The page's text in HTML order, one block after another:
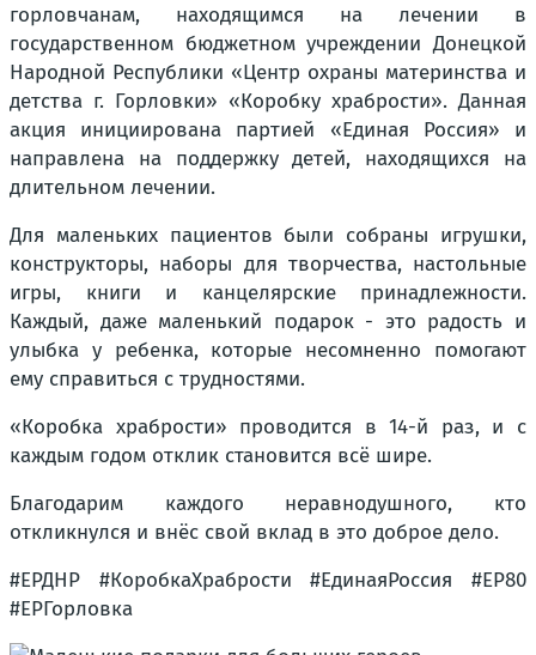
горловчанам, находящимся на лечении в
государственном бюджетном учреждении Донецкой
Народной Республики «Центр охраны материнства и
детства г. Горловки» «Коробку храбрости». Данная
акция инициирована партией «Единая Россия» и
направлена на поддержку детей, находящихся на
длительном лечении.
Для маленьких пациентов были собраны игрушки,
конструкторы, наборы для творчества, настольные
игры, книги и канцелярские принадлежности.
Каждый, даже маленький подарок - это радость и
улыбка у ребенка, которые несомненно помогают
ему справиться с трудностями.
«Коробка храбрости» проводится в 14-й раз, и с
каждым годом отклик становится всё шире.
Благодарим каждого неравнодушного, кто
откликнулся и внёс свой вклад в это доброе дело.
#ЕРДНР #КоробкаХрабрости #ЕдинаяРоссия #ЕР80
#ЕРГорловка